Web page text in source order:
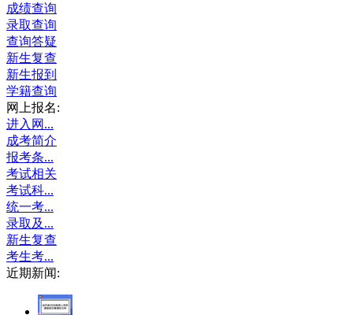
成绩查询
录取查询
查询答疑
新生复查
新生报到
学籍查询
网上报名:
进入网...
成考简介
报考条...
考试相关
考试科...
统一考...
录取及...
新生复查
考生考...
近期新闻: